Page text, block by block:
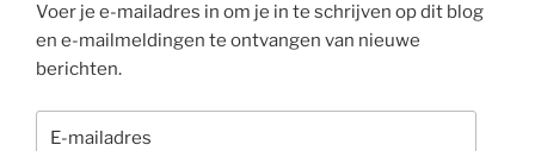
Voer je e-mailadres in om je in te schrijven op dit blog
en e-mailmeldingen te ontvangen van nieuwe
berichten.